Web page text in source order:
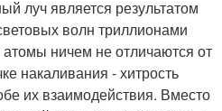
луч является результатом
волн триллионами
ничем не отличаются от
накаливания - хитрость
их взаимодействия. Вместо